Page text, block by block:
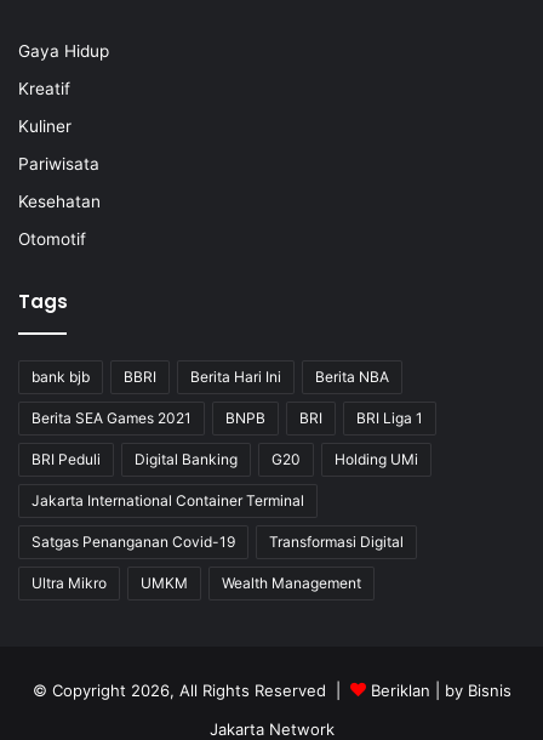
Gaya Hidup
Kreatif
Kuliner
Pariwisata
Kesehatan
Otomotif
Tags
bank bjb BBRI Berita Hari Ini Berita NBA
Berita SEA Games 2021 BNPB BRI BRI Liga 1
BRI Peduli Digital Banking G20 Holding UMi
Jakarta International Container Terminal
Satgas Penanganan Covid-19 Transformasi Digital
Ultra Mikro UMKM Wealth Management
© Copyright 2026, All Rights Reserved | Beriklan | by Bisnis
Jakarta Network